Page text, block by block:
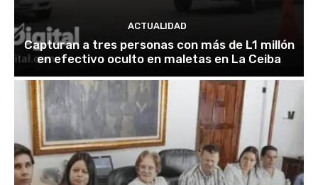
ACTUALIDAD
Capturan a tres personas con más de L1 millón
en efectivo oculto en maletas en La Ceiba